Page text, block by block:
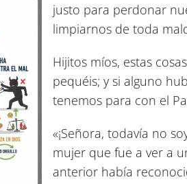
justo para perdonar
limpiarnos de toda
Hijitos míos, estas
pequéis; y si alguno
tenemos para con el
«¡Señora, todavía no
mujer que fue a ver a
anterior había